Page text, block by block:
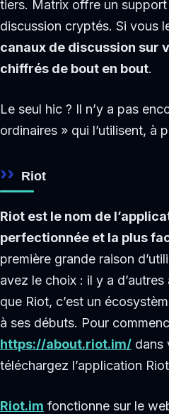
tiers. Matrix offre un
discussion cryptés. Si vous
canaux de discussion sur
chiffrés de bout en bout.
Le seul hic ? Il n’y a pas
ordinaires » qui l’utilisent, à
Riot
Riot est le nom de
perfectionnée et la plus
première grande raison
avez le choix : il y a
que Riot, c’est un
à ses débuts. Pour
https://about.riot.im/ dans
téléchargez l’application
Riot.im fonctionne sur le